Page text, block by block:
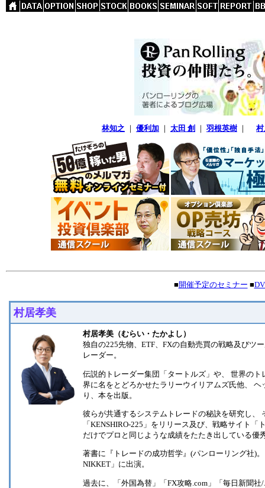
林知之 ｜ 優利加 ｜ 太田 創 ｜ 羽根英樹 ｜
■開催予定のセミナー ■
村居孝美
村居孝美（むらい・たかよし）
独自の225先物、ETF、FXの自動売買の戦略及びツ
レーダー。
伝説的トレーダー集団「タートルズ」や、 世界の
界に名をとどろかせたラリーウイリアムズ氏他、
り、本を出版。
彼らが共通するシステムトレードの秘訣を研究し、
「KENSHIRO-225」をリリース及び、戦略サイト
だけでプロと同じような成績をたたき出している
著書に『トレードの成功哲学』(パンローリング社)
NIKKET」に出演。
過去に、「外国為替」「FX攻略.com」「毎日新聞